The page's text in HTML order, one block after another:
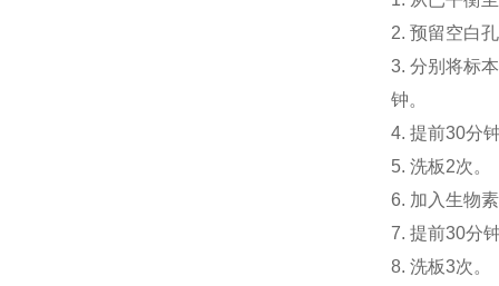
2. 预留空白
3. 分别将标
钟。
4. 提前30分
5. 洗板2次。
6. 加入生物
7. 提前30分
8. 洗板3次。